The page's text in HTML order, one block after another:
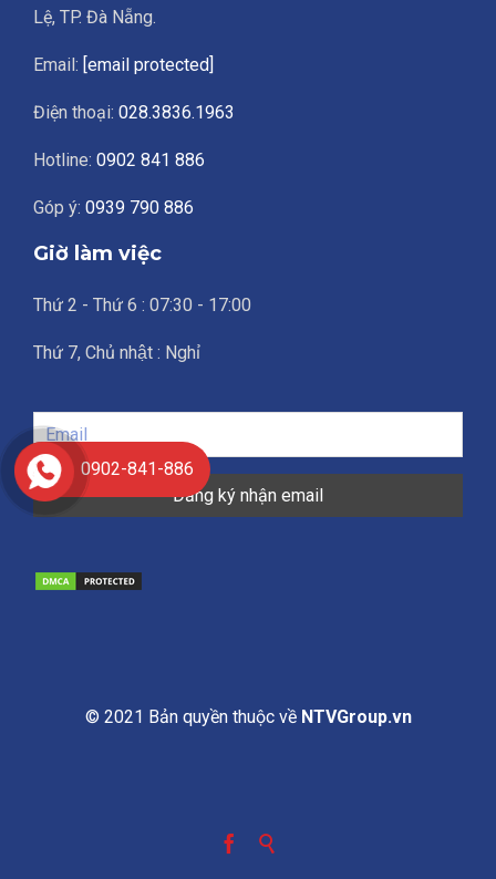
Lệ, TP. Đà Nẵng.
Email: [email protected]
Điện thoại: 028.3836.1963
Hotline: 0902 841 886
Góp ý: 0939 790 886
Giờ làm việc
Thứ 2 - Thứ 6 : 07:30 - 17:00
Thứ 7, Chủ nhật : Nghỉ
© 2021 Bản quyền thuộc về NTVGroup.vn
 
0902-841-886